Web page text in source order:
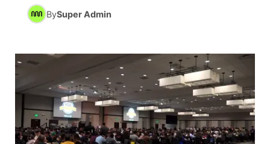
Telemundo Noticias
Inmigración
Bienvenido al Fin de Semana
Region: Central
Este
BySuper Admin